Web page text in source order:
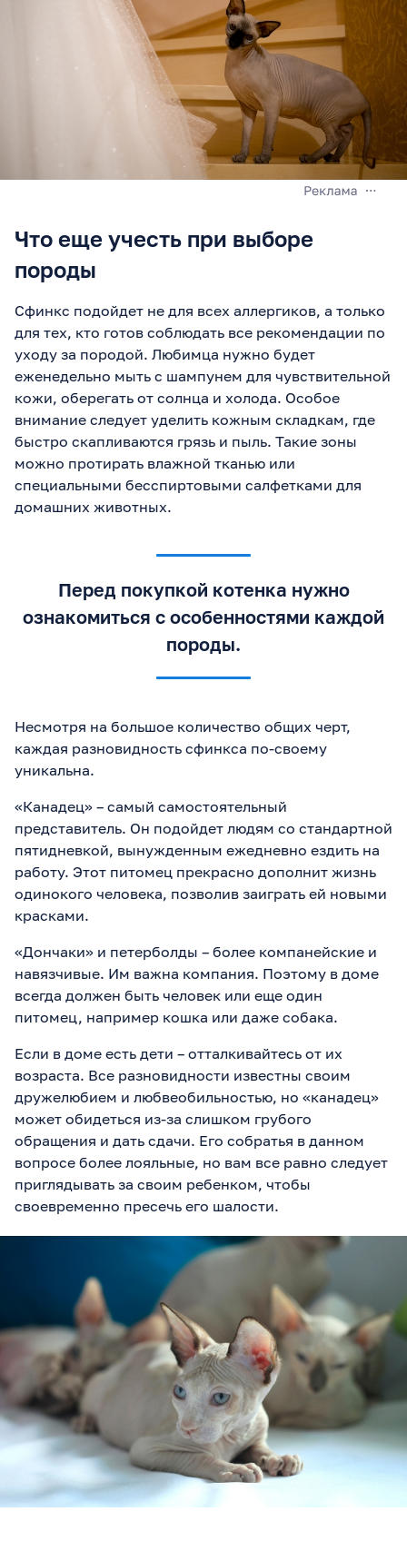
Что еще учесть при выборе
породы
Сфинкс подойдет не для всех аллергиков, а только
для тех, кто готов соблюдать все рекомендации по
уходу за породой. Любимца нужно будет
еженедельно мыть с шампунем для чувствительной
кожи, оберегать от солнца и холода. Особое
внимание следует уделить кожным складкам, где
быстро скапливаются грязь и пыль. Такие зоны
можно протирать влажной тканью или
специальными бесспиртовыми салфетками для
домашних животных.
Перед покупкой котенка нужно
ознакомиться с особенностями каждой
породы.
Несмотря на большое количество общих черт,
каждая разновидность сфинкса по-своему
уникальна.
«Канадец» – самый самостоятельный
представитель. Он подойдет людям со стандартной
пятидневкой, вынужденным ежедневно ездить на
работу. Этот питомец прекрасно дополнит жизнь
одинокого человека, позволив заиграть ей новыми
красками.
«Дончаки» и петерболды – более компанейские и
навязчивые. Им важна компания. Поэтому в доме
всегда должен быть человек или еще один
питомец, например кошка или даже собака.
Если в доме есть дети – отталкивайтесь от их
возраста. Все разновидности известны своим
дружелюбием и любвеобильностью, но «канадец»
может обидеться из-за слишком грубого
обращения и дать сдачи. Его собратья в данном
вопросе более лояльные, но вам все равно следует
приглядывать за своим ребенком, чтобы
своевременно пресечь его шалости.